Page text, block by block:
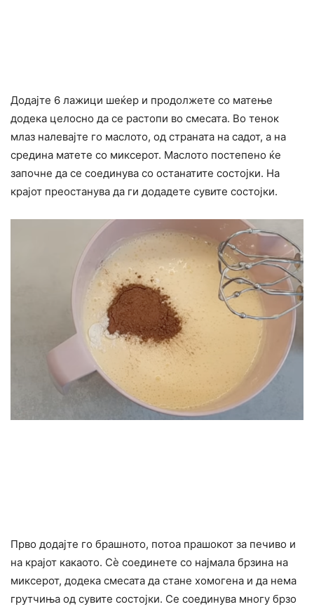
Додајте 6 лажици шеќер и продолжете со матење
додека целосно да се растопи во смесата. Во тенок
млаз налевајте го маслото, од страната на садот, а на
средина матете со миксерот. Маслото постепено ќе
започне да се соединува со останатите состојки. На
крајот преостанува да ги додадете сувите состојки.
Прво додајте го брашното, потоа прашокот за печиво и
на крајот какаото. Сѐ соединете со најмала брзина на
миксерот, додека смесата да стане хомогена и да нема
грутчиња од сувите состојки. Се соединува многу брзо